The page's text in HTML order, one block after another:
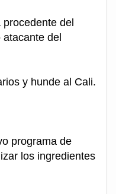
del
del
y hunde al Cali.
programa de
los ingredientes